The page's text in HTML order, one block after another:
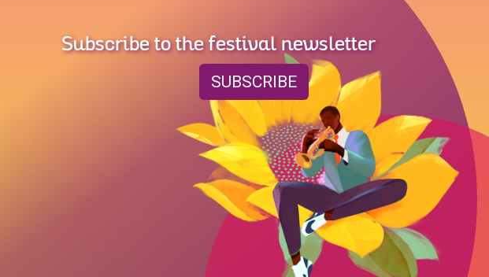
Subscribe to the festival newsletter
SUBSCRIBE